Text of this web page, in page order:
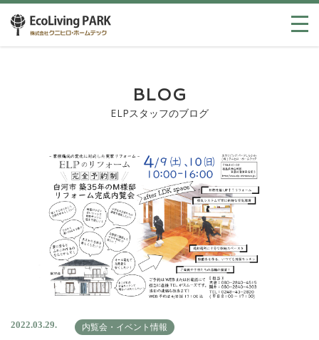
BLOG
ELPスタッフのブログ
2022.03.29. 内覧会・イベント情報